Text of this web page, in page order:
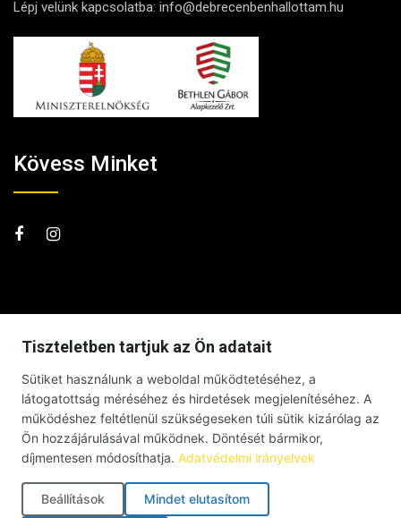
Lépj velünk kapcsolatba: info@debrecenbenhallottam.hu
Kövess Minket
Tiszteletben tartjuk az Ön adatait
Sütiket használunk a weboldal működtetéséhez, a
látogatottság méréséhez és hirdetések megjelenítéséhez. A
működéshez feltétlenül szükségeseken túli sütik kizárólag az
Ön hozzájárulásával működnek. Döntését bármikor,
díjmentesen módosíthatja. Adatvédelmi irányelvek
Beállítások Mindet elutasítom